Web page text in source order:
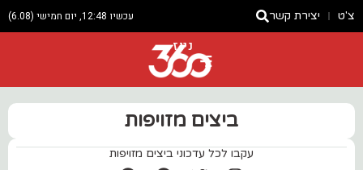
צ'ט יצירת קשר עכשיו 12:48, יום חמישי (6.08)
ניוז
ביצים מזויפות
עקבו לכל עדכוני ביצים מזויפות